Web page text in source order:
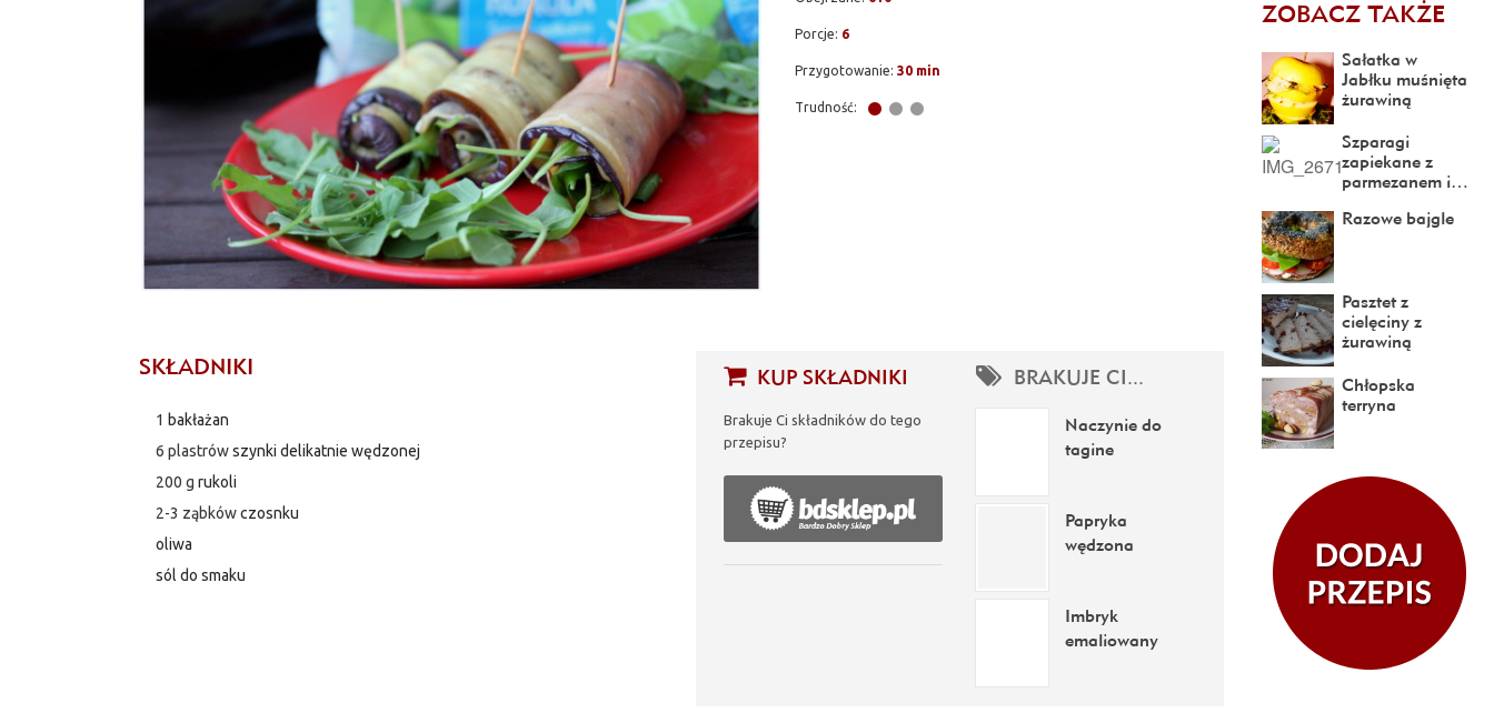
Porcje: 6
Przygotowanie: 30 min
Trudność:
SKŁADNIKI
1 bakłażan
6 plastrówszynki delikatnie wędzonej
200 g rukoli
2-3 ząbków czosnku
oliwa
sól do smaku
KUP SKŁADNIKI
Brakuje Ci składników do tego
przepisu?
BRAKUJE CI...
Naczynie do
tagine
Papryka
wędzona
Imbryk
emaliowany
ZOBACZ TAKŻE
Sałatka w
Jabłku muśnięta
żurawiną
Szparagi
zapiekane z
parmezanem i…
Razowe bajgle
Pasztet z
cielęciny z
żurawiną
Chłopska
terryna